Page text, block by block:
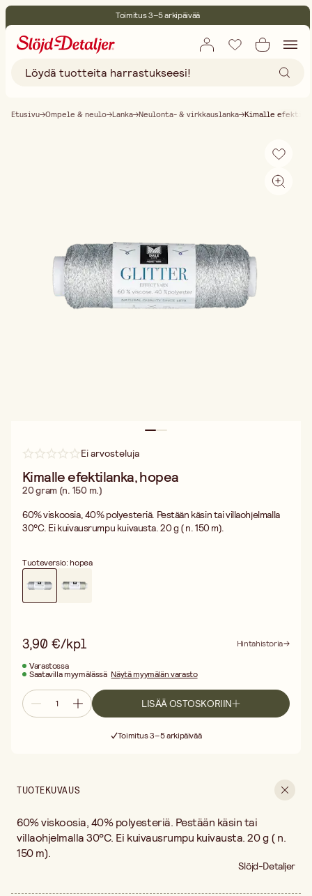
Toimitus 3–5 arkipäivää
Ilmainen toimitus yli 75 € ostoksille
Etusivu Ompele & neulo Lanka Neulonta- & virkkauslanka Kimalle
Ei arvosteluja
Kimalle efektilanka, hopea
20 gram (n. 150 m.)
60% viskoosia, 40% polyesteriä. Pestään käsin tai villaohjelmalla
30°C. Ei kuivausrumpu kuivausta. 20 g ( n. 150 m).
Tuoteversio: hopea
3,90 €/kpl
Hintahistoria
Varastossa
Saatavilla myymälässä Näytä myymälän varasto
LISÄÄ OSTOSKORIIN
Toimitus 3–5 arkipäivää
TUOTEKUVAUS
60% viskoosia, 40% polyesteriä. Pestään käsin tai
villaohjelmalla 30°C. Ei kuivausrumpu kuivausta. 20 g ( n.
150 m).
Slöjd-Detaljer